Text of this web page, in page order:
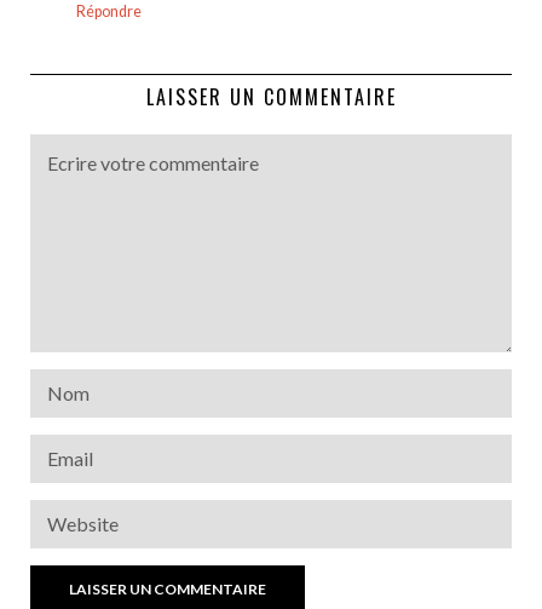
Répondre
LAISSER UN COMMENTAIRE